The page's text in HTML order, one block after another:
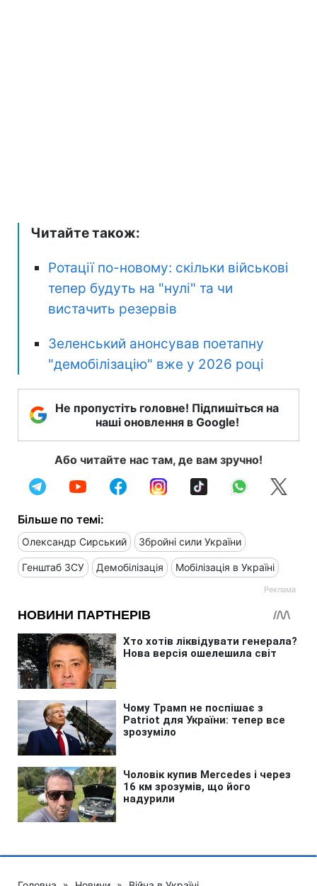
Читайте також:
Ротації по-новому: скільки військові
тепер будуть на "нулі" та чи
вистачить резервів
Зеленський анонсував поетапну
"демобілізацію" вже у 2026 році
Не пропустіть головне! Підпишіться на
наші оновлення в Google!
Або читайте нас там, де вам зручно!
Більше по темі:
Олександр Сирський Збройні сили України
Генштаб ЗСУ Демобілізація Мобілізація в Україні